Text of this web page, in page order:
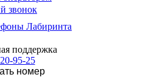
звонок
Лабиринта
поддержка
95-25
номер